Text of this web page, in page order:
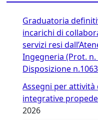
Graduatoria
incarichi di
servizi resi
Ingegneria (Prot. n.
Disposizione
Assegni per
integrative
2026